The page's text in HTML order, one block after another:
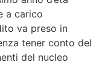
a carico
va preso in
tener conto del
del nucleo